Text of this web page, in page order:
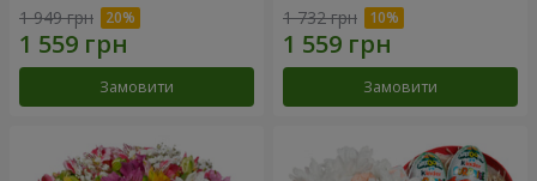
1 949 грн
Замовити
1 732 грн
Замовити